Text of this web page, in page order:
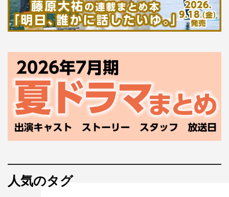
人気のタグ